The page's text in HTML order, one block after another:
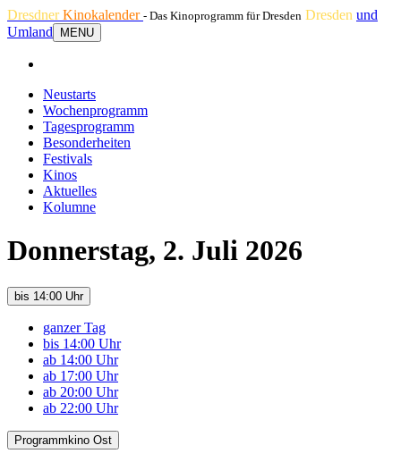
DresdnerKinokalender - Das Kinoprogramm für Dresden Dresden und
Umland
MENU
Neustarts
Wochenprogramm
Tagesprogramm
Besonderheiten
Festivals
Kinos
Aktuelles
Kolumne
Donnerstag, 2. Juli 2026
bis 14:00 Uhr
ganzer Tag
bis 14:00 Uhr
ab 14:00 Uhr
ab 17:00 Uhr
ab 20:00 Uhr
ab 22:00 Uhr
Programmkino Ost